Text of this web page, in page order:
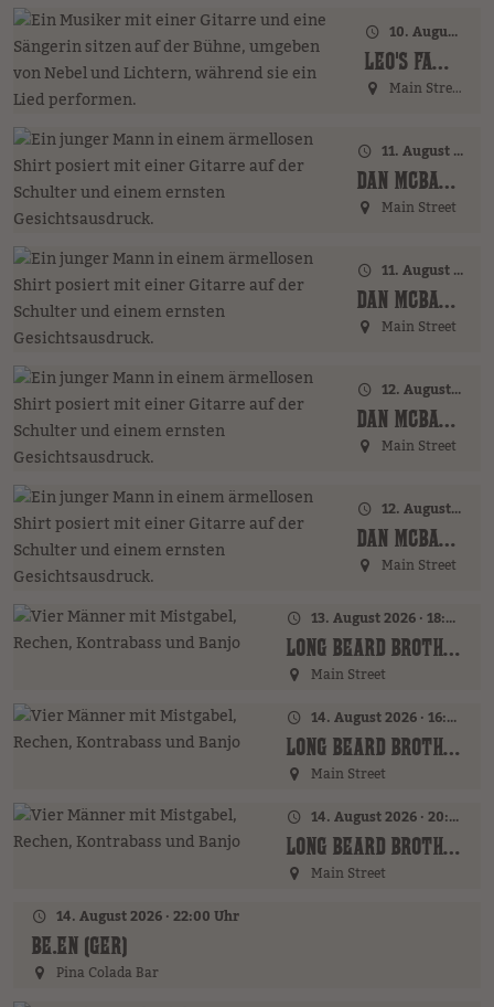
10. August 2026 · 18:00 Uhr
LEO'S FAMILY (GER)
Main Street
11. August 2026 · 17:00 Uhr – 18:00 Uhr
DAN MCBAKER (GER)
Main Street
11. August 2026 · 20:00 Uhr
DAN MCBAKER (GER)
Main Street
12. August 2026 · 17:00 Uhr – 18:00 Uhr
DAN MCBAKER (GER)
Main Street
12. August 2026 · 20:00 Uhr
DAN MCBAKER (GER)
Main Street
13. August 2026 · 18:00 Uhr
LONG BEARD BROTHERS (AT)
Main Street
14. August 2026 · 16:00 Uhr – 18:00 Uhr
LONG BEARD BROTHERS (AT)
Main Street
14. August 2026 · 20:00 Uhr
LONG BEARD BROTHERS (AT)
Main Street
14. August 2026 · 22:00 Uhr
BE.EN (GER)
Pina Colada Bar